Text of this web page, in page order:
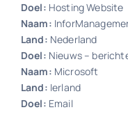
Doel: Hosting Website
Naam:
Land: Nederland
Doel: Nieuws –
Naam: Microsoft
Land: Ierland
Doel: Email